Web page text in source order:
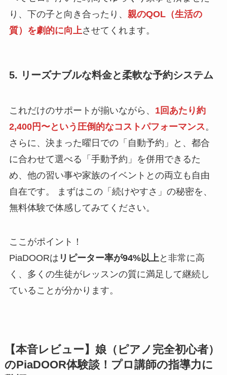
り、下の子と向き合ったり、 親のQOL（生活の
質）を劇的に向上させてくれます。
5. リーズナブルな料金と柔軟な予約システム
これだけのサポートが揃いながら、 1回あたり約
2,400円〜という圧倒的なコストパフォーマンス。
さらに、決まった曜日での「自動予約」と、都合
に合わせて選べる「手動予約」を併用できるた
め、他の習い事や家族のイベントとの両立も自由
自在です。 まずはこの「続けやすさ」の秘密を、
無料体験で体感してみてください。
ここがポイント！
PiaDOORは リピーター率が94%以上と非常に高
く、多くの生徒がレッスンの質に満足して継続し
ていることが分かります。
【本音レビュー】娘（ピアノ完全初心者）
のPiaDOOR体験談！プロ講師の指導力に